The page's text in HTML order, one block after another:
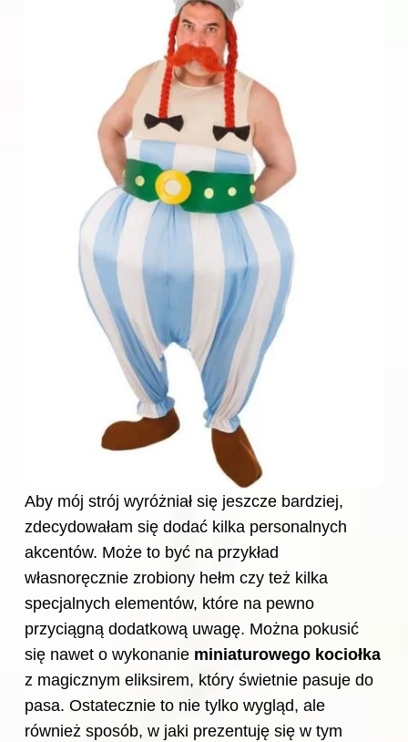
Aby mój strój wyróżniał się jeszcze bardziej,
zdecydowałam się dodać kilka personalnych
akcentów. Może to być na przykład
własnoręcznie zrobiony hełm czy też kilka
specjalnych elementów, które na pewno
przyciągną dodatkową uwagę. Można pokusić
się nawet o wykonanie miniaturowego kociołka
z magicznym eliksirem, który świetnie pasuje do
pasa. Ostatecznie to nie tylko wygląd, ale
również sposób, w jaki prezentuję się w tym